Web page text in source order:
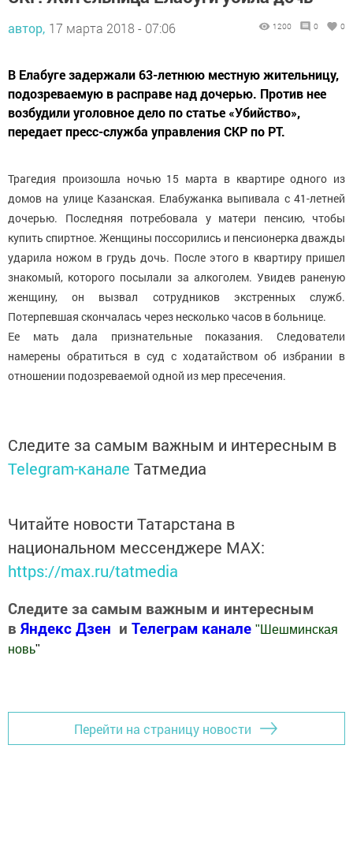
автор, 17 марта 2018 - 07:06 1200 0 0
В Елабуге задержали 63-летнюю местную жительницу,
подозреваемую в расправе над дочерью. Против нее
возбудили уголовное дело по статье «Убийство»,
передает пресс-служба управления СКР по РТ.
Трагедия произошла ночью 15 марта в квартире одного из
домов на улице Казанская. Елабужанка выпивала с 41-летней
дочерью. Последняя потребовала у матери пенсию, чтобы
купить спиртное. Женщины поссорились и пенсионерка дважды
ударила ножом в грудь дочь. После этого в квартиру пришел
знакомый, которого посылали за алкоголем. Увидев раненую
женщину, он вызвал сотрудников экстренных служб.
Потерпевшая скончалась через несколько часов в больнице.
Ее мать дала признательные показания. Следователи
намерены обратиться в суд с ходатайством об избрании в
отношении подозреваемой одной из мер пресечения.
Следите за самым важным и интересным в
Telegram-канале Татмедиа
Читайте новости Татарстана в
национальном мессенджере MАХ:
https://max.ru/tatmedia
Следите за самым важным и интересным
в Яндекс Дзен и Телеграм канале " Шешминская
новь"
Перейти на страницу новости